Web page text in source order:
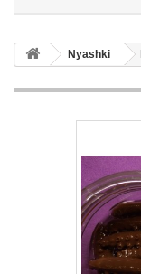
Nyashki